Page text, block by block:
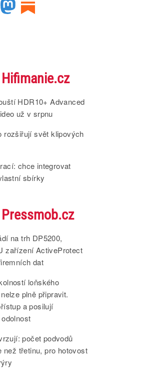
HDR10+ Advanced
už v srpnu
rozšiřují svět klipových
chce integrovat
sbírky
na trh DP5200,
zařízení ActiveProtect
dat
loňského
plně připravit.
a posilují
počet podvodů
než třetinu, pro hotovost